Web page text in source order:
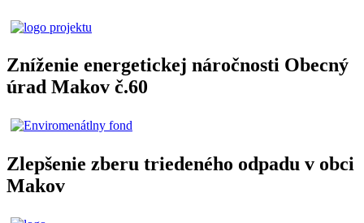
Zníženie energetickej náročnosti Obecný
úrad Makov č.60
Zlepšenie zberu triedeného odpadu v obci
Makov